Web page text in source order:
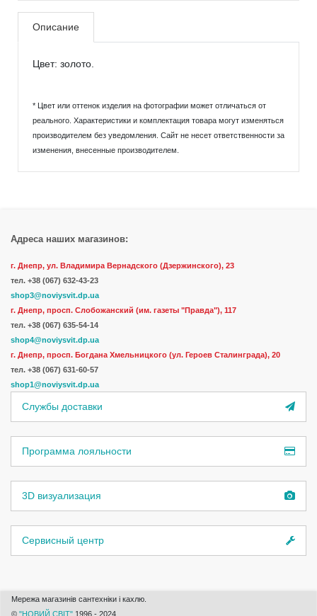
Описание
Цвет: золото.
* Цвет или оттенок изделия на фотографии может отличаться от
реального. Характеристики и комплектация товара могут изменяться
производителем без уведомления. Сайт не несет ответственности за
изменения, внесенные производителем.
Адреса наших магазинов:
г. Днепр, ул. Владимира Вернадского (Дзержинского), 23
тел. +38 (067) 632-43-23
shop3@noviysvit.dp.ua
г. Днепр, просп. Слобожанский (им. газеты "Правда"), 117
тел. +38 (067) 635-54-14
shop4@noviysvit.dp.ua
г. Днепр, просп. Богдана Хмельницкого (ул. Героев Сталинграда), 20
тел. +38 (067) 631-60-57
shop1@noviysvit.dp.ua
Службы доставки
Программа лояльности
3D визуализация
Сервисный центр
Мережа магазинів сантехніки і кахлю.
© "НОВИЙ СВІТ" 1996 - 2024.